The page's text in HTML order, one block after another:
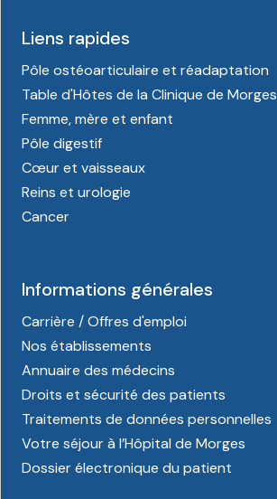
Liens rapides
Pôle ostéoarticulaire et réadaptation
Table d'Hôtes de la Clinique de Morges
Femme, mère et enfant
Pôle digestif
Cœur et vaisseaux
Reins et urologie
Cancer
Informations générales
Carrière / Offres d'emploi
Nos établissements
Annuaire des médecins
Droits et sécurité des patients
Traitements de données personnelles
Votre séjour à l’Hôpital de Morges
Dossier électronique du patient